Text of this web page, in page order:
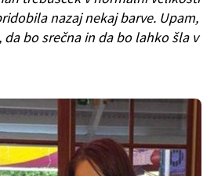
nazaj nekaj barve. Upam,
bo srečna in da bo lahko šla v